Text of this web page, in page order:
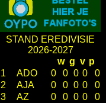
STAND EREDIVISIE
2026-2027
w g v p
1
ADO 0 0 0 0
0
2
AJA 0 0 0 0
0
3
AZ 0 0 0 0
0